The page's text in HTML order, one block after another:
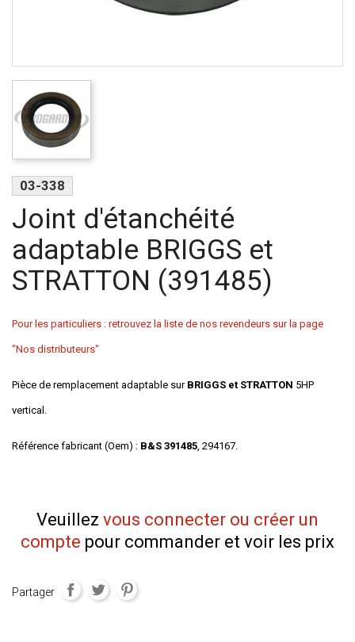
03-338
Joint d'étanchéité
adaptable BRIGGS et
STRATTON (391485)
Pour les particuliers : retrouvez la liste de nos revendeurs sur la page
"Nos distributeurs"
Pièce de remplacement adaptable sur BRIGGS et STRATTON 5HP
vertical.
Référence fabricant (Oem) : B&S 391485, 294167.
Veuillez vous connecter ou créer un
compte pour commander et voir les prix
Partager